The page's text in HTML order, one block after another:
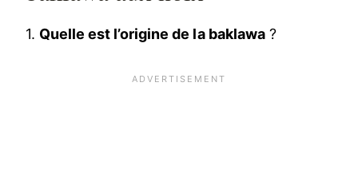
1. Quelle est l’origine de la baklawa?